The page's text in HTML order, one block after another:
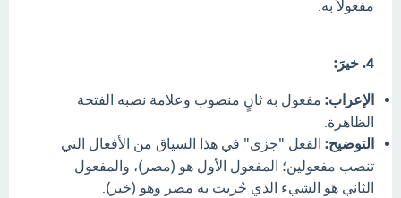
مفعولاً به.
4. خيرَ:
الإعراب: مفعول به ثانٍ منصوب وعلامة نصبه الفتحة
الظاهرة.
التوضيح: الفعل "جزى" في هذا السياق من الأفعال التي
تنصب مفعولين؛ المفعول الأول هو (مصر)، والمفعول
الثاني هو الشيء الذي جُزيت به مصر وهو (خير).